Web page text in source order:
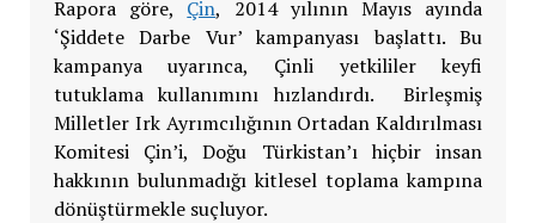
Rapora göre, Çin, 2014 yılının Mayıs ayında
‘Şiddete Darbe Vur’ kampanyası başlattı. Bu
kampanya uyarınca, Çinli yetkililer keyfi
tutuklama kullanımını hızlandırdı. Birleşmiş
Milletler Irk Ayrımcılığının Ortadan Kaldırılması
Komitesi Çin’i, Doğu Türkistan’ı hiçbir insan
hakkının bulunmadığı kitlesel toplama kampına
dönüştürmekle suçluyor.